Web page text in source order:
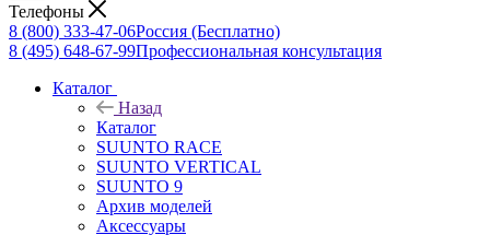
Телефоны
8 (800) 333-47-06Россия (Бесплатно)
8 (495) 648-67-99Профессиональная консультация
Каталог
Назад
Каталог
SUUNTO RACE
SUUNTO VERTICAL
SUUNTO 9
Архив моделей
Аксессуары